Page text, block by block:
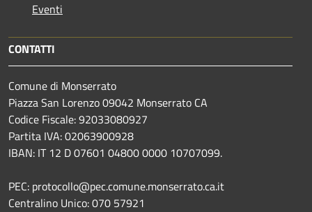
Eventi
CONTATTI
Comune di Monserrato
Piazza San Lorenzo 09042 Monserrato CA
Codice Fiscale: 92033080927
Partita IVA: 02063900928
IBAN: IT 12 D 07601 04800 0000 10707099.
PEC: protocollo@pec.comune.monserrato.ca.it
Centralino Unico: 070 57921